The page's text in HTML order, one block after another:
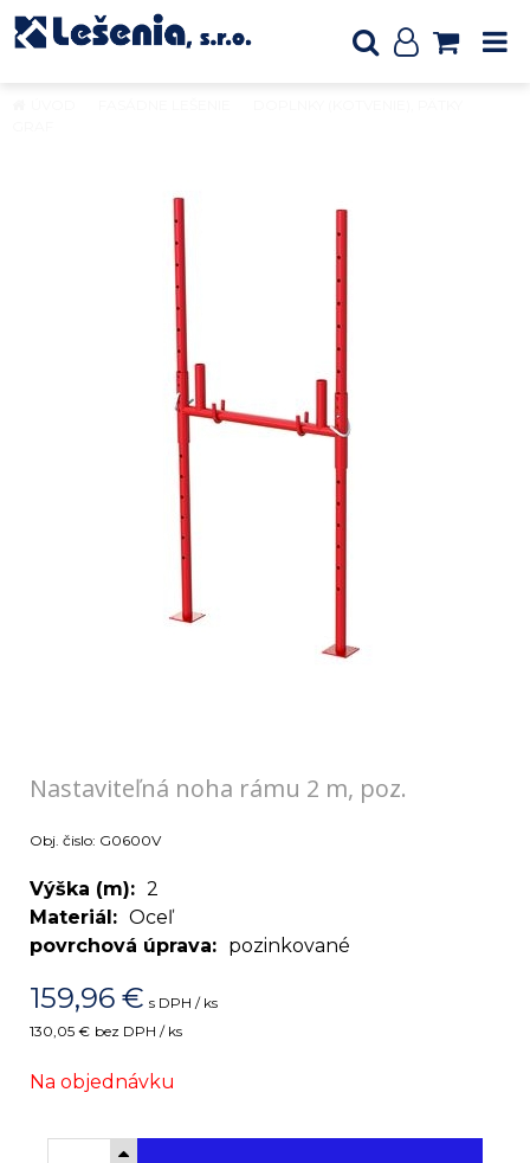
Nastaviteľná noha rámu 2 m, poz.
Obj. čislo: G0600V
Výška (m)
2
Materiál
Oceľ
povrchová úprava
pozinkované
159,96 € s DPH / ks
130,05 € bez DPH / ks
Na objednávku